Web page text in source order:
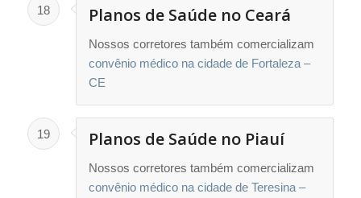
18 Planos de Saúde no Ceará
Nossos corretores também comercializam
convênio médico na cidade de Fortaleza –
CE
19 Planos de Saúde no Piauí
Nossos corretores também comercializam
convênio médico na cidade de Teresina –